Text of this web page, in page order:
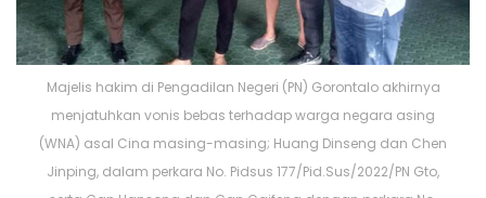
Majelis hakim di Pengadilan Negeri (PN) Gorontalo akhirnya
menjatuhkan vonis bebas terhadap warga negara asing
(WNA) asal Cina masing-masing; Huang Dinseng dan Chen
Jinping, dalam perkara No. Pidsus 177/Pid.Sus/2022/PN Gto,